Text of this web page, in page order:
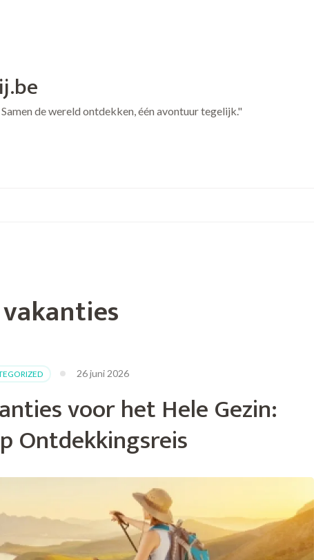
de wereld ontdekken, één avontuur tegelijk."
26 juni 2026
voor het Hele Gezin:
Ontdekkingsreis